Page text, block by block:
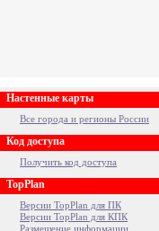
Настенные карты
Все города и регионы России
Код доступа
Получить код доступа
TopPlan
Версии TopPlan для ПК
Версии TopPlan для КПК
Размещение информации